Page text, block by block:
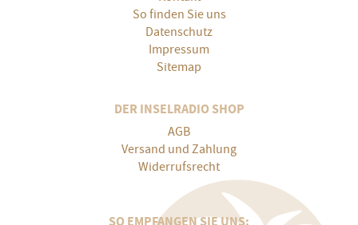
So finden Sie uns
Datenschutz
Impressum
Sitemap
DER INSELRADIO SHOP
AGB
Versand und Zahlung
Widerrufsrecht
SO EMPFANGEN SIE UNS: